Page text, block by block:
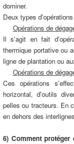
dominer.
Deux types
Opérations de
Il s'agit en fait
thermique portative ou
ligne de plantation ou
Opérations de
Ces opérations
horizontal, d'outils
pelles ou tracteurs. En
en dehors des
6) Comment